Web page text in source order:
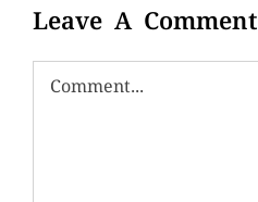
Leave A Comment
Comment